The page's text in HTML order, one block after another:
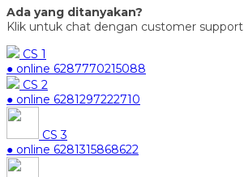
Ada yang ditanyakan?
Klik untuk chat dengan customer
CS 1
● online 6287770215088
CS 2
● online 6281297222710
CS 3
● online 6281315868622